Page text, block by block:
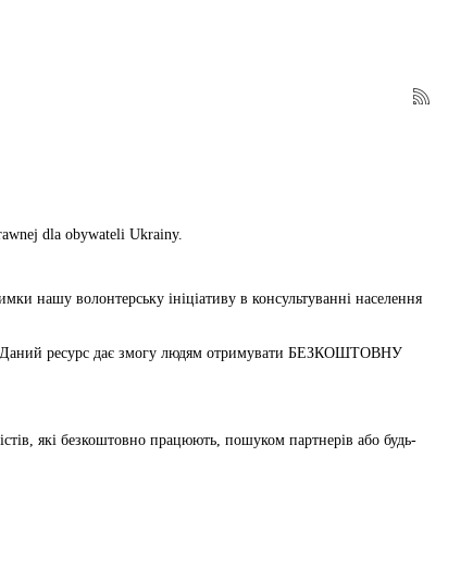
dla obywateli Ukrainy.
нашу волонтерську ініціативу в консультуванні населення
ресурс дає змогу людям отримувати БЕЗКОШТОВНУ
які безкоштовно працюють, пошуком партнерів або будь-